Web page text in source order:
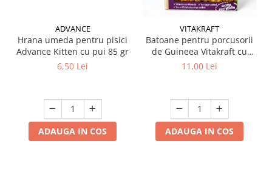
ADVANCE
Hrana umeda pentru pisici
Advance Kitten cu pui 85 gr
6,50 Lei
ADAUGA IN COS
VITAKRAFT
Batoane pentru porcusorii
de Guineea Vitakraft cu
struguri & nuci 2 buc
11,00 Lei
ADAUGA IN COS